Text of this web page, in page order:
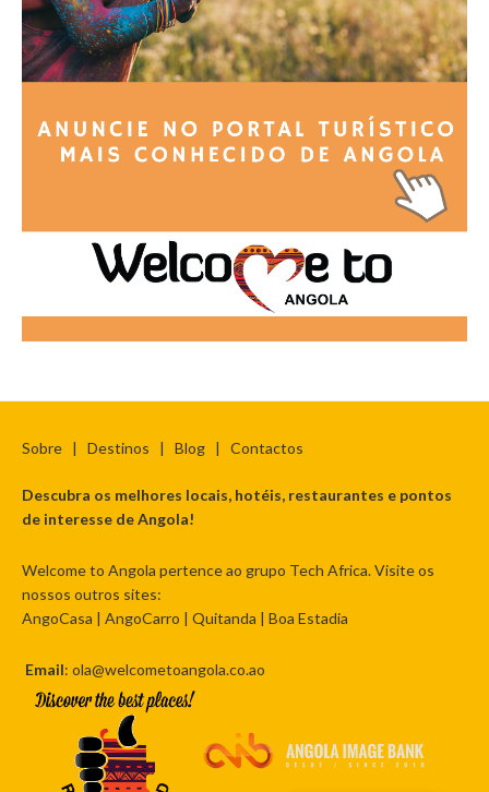
Sobre | Destinos | Blog | Contactos
Descubra os melhores locais, hotéis, restaurantes e pontos
de interesse de Angola!
Welcome to Angola pertence ao grupo Tech Africa. Visite os
nossos outros sites:
AngoCasa | AngoCarro | Quitanda | Boa Estadia
Email: ola@welcometoangola.co.ao